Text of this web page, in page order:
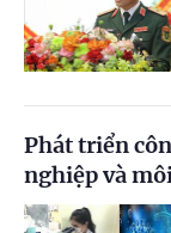
Phát triển
nghiệp và